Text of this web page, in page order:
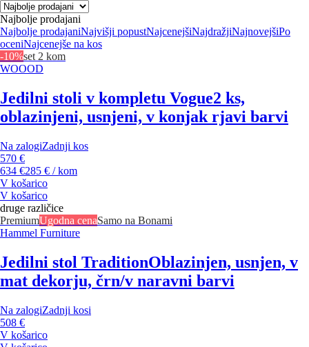
Najbolje prodajani
Najbolje prodajaniNajvišji popustNajcenejšiNajdražjiNajnovejšiPo
oceniNajcenejše na kos
-10%set 2 kom
WOOOD
Jedilni stoli v kompletu Vogue2 ks,
oblazinjeni, usnjeni, v konjak rjavi barvi
Na zalogiZadnji kos
570 €
634 €285 € / kom
V košarico
V košarico
druge različice
PremiumUgodna cenaSamo na Bonami
Hammel Furniture
Jedilni stol TraditionOblazinjen, usnjen, v
mat dekorju, črn/v naravni barvi
Na zalogiZadnji kosi
508 €
V košarico